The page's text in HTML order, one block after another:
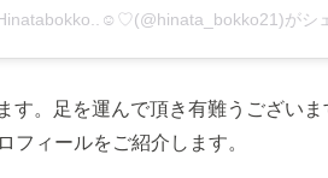
がシ
す。足を運んで頂き有難うございま
フィールをご紹介します。